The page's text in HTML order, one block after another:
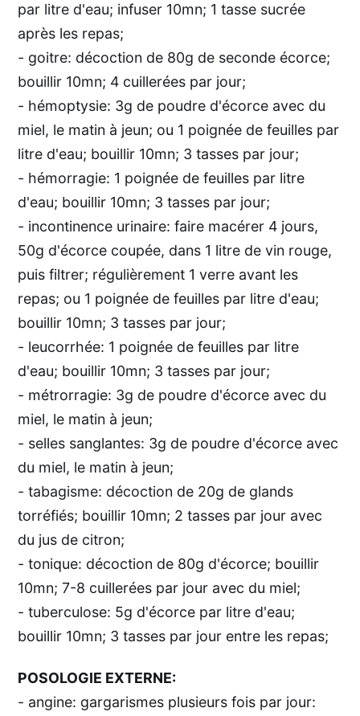
par litre d'eau; infuser 10mn; 1 tasse sucrée
après les repas;
- goitre: décoction de 80g de seconde écorce;
bouillir 10mn; 4 cuillerées par jour;
- hémoptysie: 3g de poudre d'écorce avec du
miel, le matin à jeun; ou 1 poignée de feuilles par
litre d'eau; bouillir 10mn; 3 tasses par jour;
- hémorragie: 1 poignée de feuilles par litre
d'eau; bouillir 10mn; 3 tasses par jour;
- incontinence urinaire: faire macérer 4 jours,
50g d'écorce coupée, dans 1 litre de vin rouge,
puis filtrer; régulièrement 1 verre avant les
repas; ou 1 poignée de feuilles par litre d'eau;
bouillir 10mn; 3 tasses par jour;
- leucorrhée: 1 poignée de feuilles par litre
d'eau; bouillir 10mn; 3 tasses par jour;
- métrorragie: 3g de poudre d'écorce avec du
miel, le matin à jeun;
- selles sanglantes: 3g de poudre d'écorce avec
du miel, le matin à jeun;
- tabagisme: décoction de 20g de glands
torréfiés; bouillir 10mn; 2 tasses par jour avec
du jus de citron;
- tonique: décoction de 80g d'écorce; bouillir
10mn; 7-8 cuillerées par jour avec du miel;
- tuberculose: 5g d'écorce par litre d'eau;
bouillir 10mn; 3 tasses par jour entre les repas;
POSOLOGIE EXTERNE:
- angine: gargarismes plusieurs fois par jour: